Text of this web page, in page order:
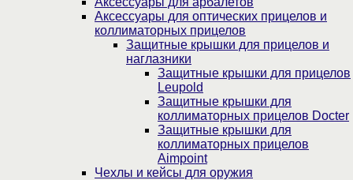
Аксессуары для оптических прицелов и
коллиматорных прицелов
Защитные крышки для прицелов и
наглазники
Защитные крышки для прицелов
Leupold
Защитные крышки для
коллиматорных прицелов Docter
Защитные крышки для
коллиматорных прицелов
Aimpoint
Чехлы и кейсы для оружия